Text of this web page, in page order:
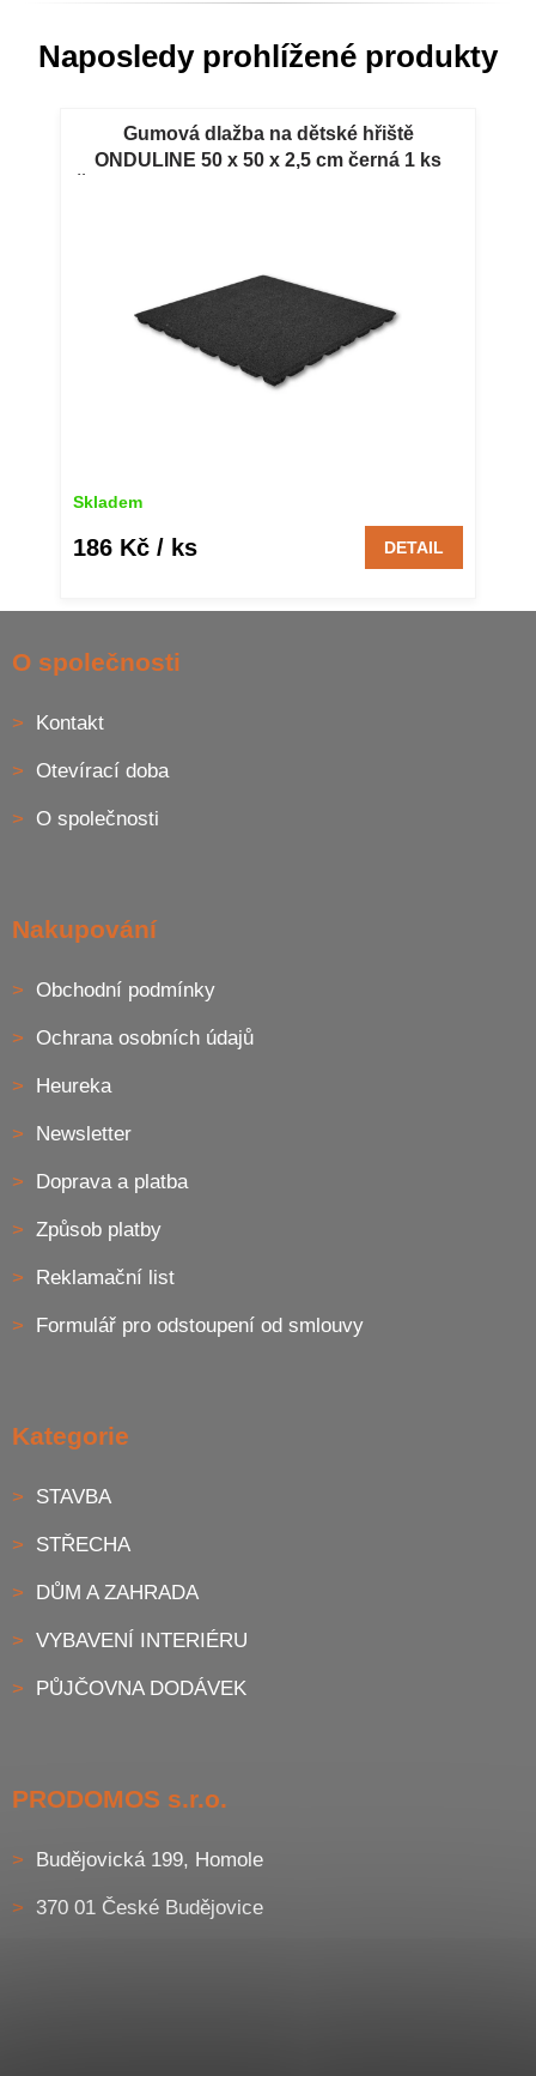
Naposledy prohlížené produkty
Gumová dlažba na dětské hřiště
ONDULINE 50 x 50 x 2,5 cm černá 1 ks
Skladem
186 Kč / ks DETAIL
O společnosti
Kontakt
Otevírací doba
O společnosti
Nakupování
Obchodní podmínky
Ochrana osobních údajů
Heureka
Newsletter
Doprava a platba
Způsob platby
Reklamační list
Formulář pro odstoupení od smlouvy
Kategorie
STAVBA
STŘECHA
DŮM A ZAHRADA
VYBAVENÍ INTERIÉRU
PŮJČOVNA DODÁVEK
PRODOMOS s.r.o.
Budějovická 199, Homole
370 01 České Budějovice